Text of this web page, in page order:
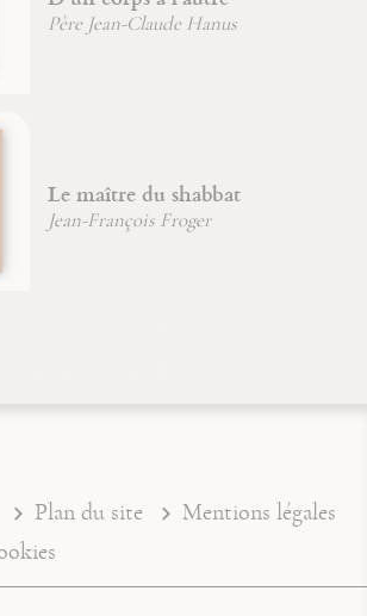
Père Jean-Claude Hanus
Le maître du shabbat
Jean-François Froger
Plan du site
Mentions légales